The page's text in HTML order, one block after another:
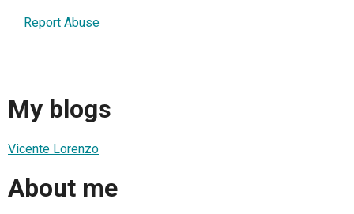
Report Abuse
My blogs
Vicente Lorenzo
About me